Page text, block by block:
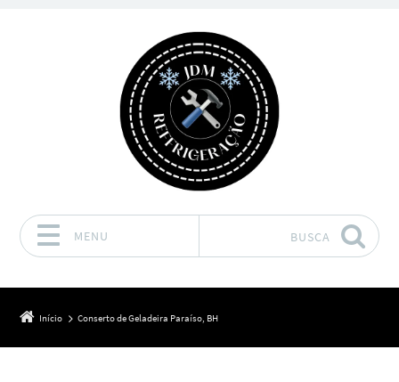
MENU BUSCA
Início Conserto de Geladeira Paraíso, BH